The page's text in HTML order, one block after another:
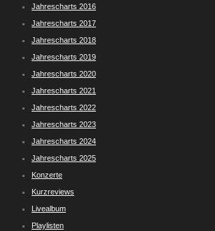
Jahrescharts 2016
Jahrescharts 2017
Jahrescharts 2018
Jahrescharts 2019
Jahrescharts 2020
Jahrescharts 2021
Jahrescharts 2022
Jahrescharts 2023
Jahrescharts 2024
Jahrescharts 2025
Konzerte
Kurzreviews
Livealbum
Playlisten